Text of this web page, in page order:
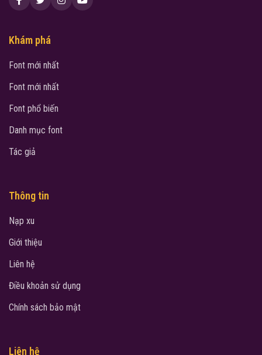
Khám phá
Font mới nhất
Font mới nhất
Font phổ biến
Danh mục font
Tác giả
Thông tin
Nạp xu
Giới thiệu
Liên hệ
Điều khoản sử dụng
Chính sách bảo mật
Liên hệ